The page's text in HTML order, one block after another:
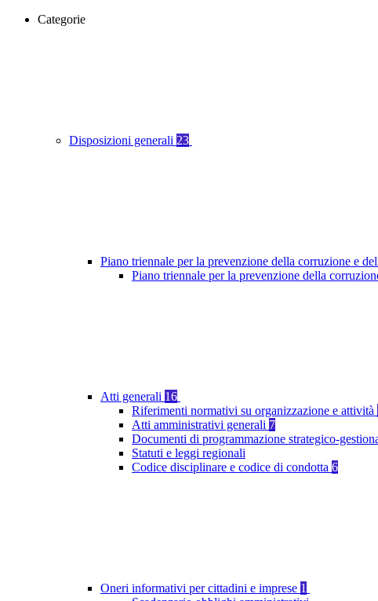
Categorie
Disposizioni generali 23
Piano triennale per la prevenzione della corruzione e
Piano triennale per la prevenzione della
Atti generali 16
Riferimenti normativi su organizzazione e attività
Atti amministrativi generali 7
Documenti di programmazione strategico-
Statuti e leggi regionali
Codice disciplinare e codice di condotta 6
Oneri informativi per cittadini e imprese 1